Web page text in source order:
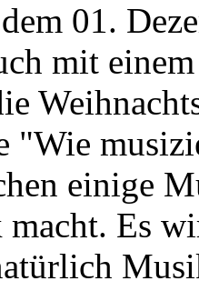
01.
mit
"Wie
einige
Es